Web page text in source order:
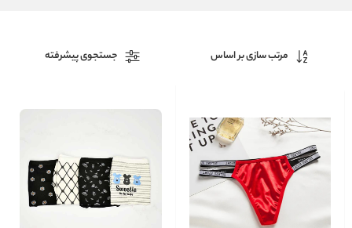
مرتب سازی بر اساس جستجوی پیشرفته